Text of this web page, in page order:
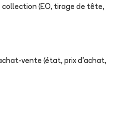
(EO, tirage de tête,
vente (état, prix d'achat,